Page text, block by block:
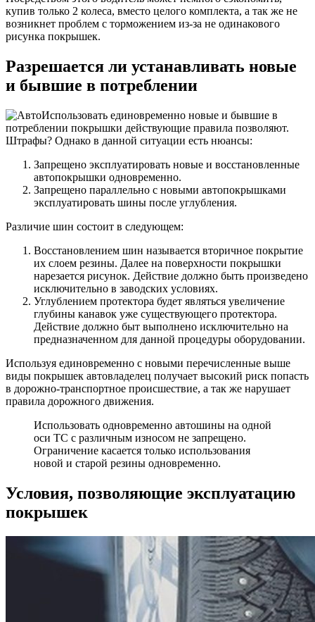
купив только 2 колеса, вместо целого комплекта, а так же не
возникнет проблем с торможением из-за не одинакового
рисунка покрышек.
Разрешается ли устанавливать новые
и бывшие в потреблении
Использовать единовременно новые и бывшие в
потреблении покрышки действующие правила позволяют.
Штрафы? Однако в данной ситуации есть нюансы:
Запрещено эксплуатировать новые и восстановленные
автопокрышки одновременно.
Запрещено параллельно с новыми автопокрышками
эксплуатировать шины после углубления.
Различие шин состоит в следующем:
Восстановлением шин называется вторичное покрытие
их слоем резины. Далее на поверхности покрышки
нарезается рисунок. Действие должно быть произведено
исключительно в заводских условиях.
Углублением протектора будет являться увеличение
глубины канавок уже существующего протектора.
Действие должно быт выполнено исключительно на
предназначенном для данной процедуры оборудовании.
Используя единовременно с новыми перечисленные выше
виды покрышек автовладелец получает высокий риск попасть
в дорожно-транспортное происшествие, а так же нарушает
правила дорожного движения.
Использовать одновременно автошины на одной
оси ТС с различным износом не запрещено.
Ограничение касается только использования
новой и старой резины одновременно.
Условия, позволяющие эксплуатацию
покрышек